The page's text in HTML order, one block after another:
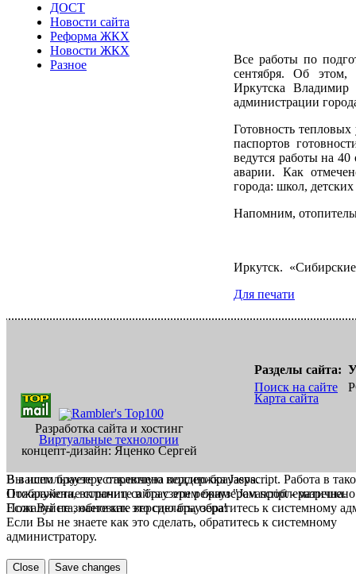
ДОСТ
Новости сайта
Реформа ЖКХ
Новости ЖКХ
Разное
Все работы по
сентября. Об этом,
Иркутска Владимир
администрации
Готовность
паспортов
ведутся работы на
аварии. Как
города: школ,
Напомним,
Иркутск.
Для печати
Разработка сайта и хостинг
Виртуальные технологии
концепт-дизайн: Яценко Сергей
Разделы сайта:
Поиск на сайте
Карта сайта
В вашем браузере отключена поддержка Jasvscript. Работа в
Пожалуйста, включите в браузере режим "Javascript -
Если Вы не знаете как это сделать, обратитесь к системному
Вы используете устаревшую версию браузера.
Отображение страниц сайта с этим браузером проблематична.
Пожалуйста, обновите версию браузера!
Если Вы не знаете как это сделать, обратитесь к системному
администратору.
Close Save changes